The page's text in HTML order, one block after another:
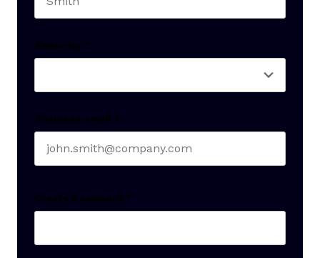
Seniority *
Business email *
Create Password *